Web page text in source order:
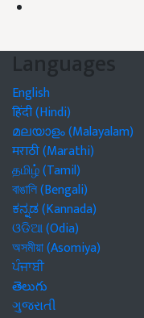
Languages
English
हिंदी (Hindi)
മലയാളം (Malayalam)
मराठी (Marathi)
தமிழ் (Tamil)
বাঙালি (Bengali)
ಕನ್ನಡ (Kannada)
ଓଡିଆ (Odia)
অসমীয়া (Asomiya)
ਪੰਜਾਬੀ
తెలుగు
ગુજરાતી